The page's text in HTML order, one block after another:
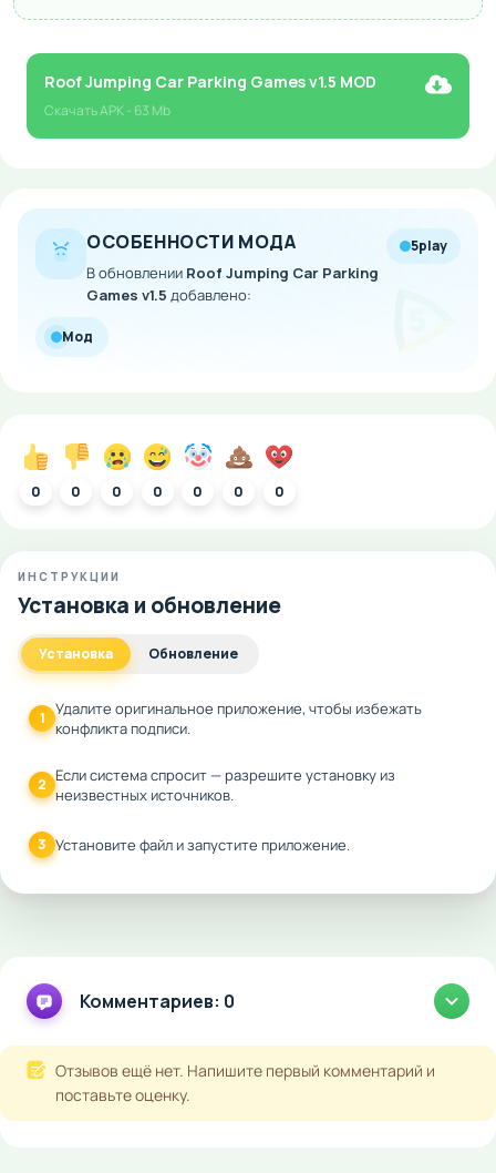
Roof Jumping Car Parking Games v1.5 MOD
СкачатьAPK- 63 Mb
ОСОБЕННОСТИ МОДА
В обновлении Roof Jumping Car Parking
Games v1.5 добавлено:
5play
Мод
0 0 0 0 0 0 0
ИНСТРУКЦИИ
Установка и обновление
Установка Обновление
1 Удалите оригинальное приложение, чтобы избежать
конфликта подписи.
2 Если система спросит — разрешите установку из
неизвестных источников.
3 Установите файл и запустите приложение.
Комментариев: 0
Отзывов ещё нет. Напишите первый комментарий и
поставьте оценку.